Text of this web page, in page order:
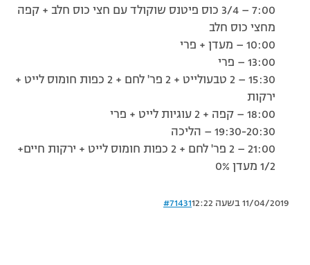
7:00 – 3/4 כוס פיטנס שוקולד עם חצי כוס חלב + קפה
מחצי כוס חלב
10:00 – מעדן + פרי
13:00 – פרי
15:30 – 2 טבעולייט + 2 פר' לחם + 2 כפות חומוס לייט +
ירקות
18:00 – קפה + 2 עוגיות לייט + פרי
19:30-20:30 – הליכה
21:00 – 2 פר' לחם + 2 כפות חומוס לייט + ירקות חיים+
1/2 מעדן 0%
11/04/2019 בשעה 12:22 #71431